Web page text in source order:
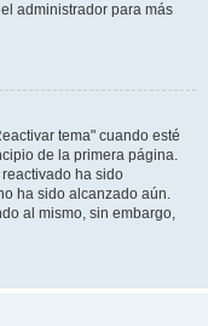
administrador para más
tema" cuando esté
de la primera página.
ha sido
ha sido alcanzado aún.
al mismo, sin embargo,